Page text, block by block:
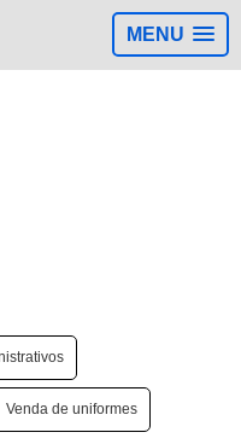
MENU
Venda de uniformes